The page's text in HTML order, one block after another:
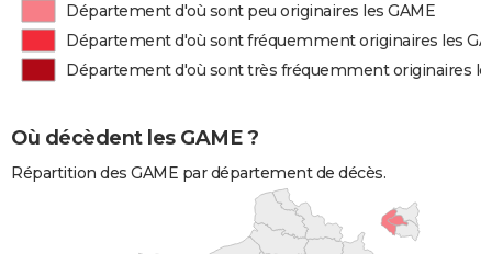
Département d'où sont peu originaires les GAME
Département d'où sont fréquemment originaires les
Département d'où sont très fréquemment originaires
Où décèdent les GAME ?
Répartition des GAME par département de décès.